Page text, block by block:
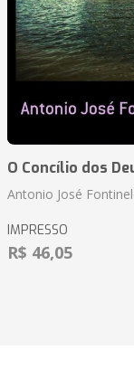
O Concílio dos
Antonio José
IMPRESSO
R$ 46,05